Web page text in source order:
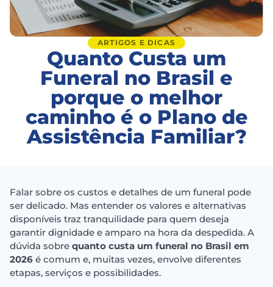
ARTIGOS E DICAS
Quanto Custa um
Funeral no Brasil e
porque o melhor
caminho é o Plano de
Assistência Familiar?
Falar sobre os custos e detalhes de um funeral pode
ser delicado. Mas entender os valores e alternativas
disponíveis traz tranquilidade para quem deseja
garantir dignidade e amparo na hora da despedida. A
dúvida sobre quanto custa um funeral no Brasil em
2026 é comum e, muitas vezes, envolve diferentes
etapas, serviços e possibilidades.